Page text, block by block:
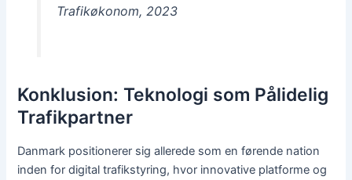
Trafikøkonom, 2023
Konklusion: Teknologi som Pålidelig
Trafikpartner
Danmark positionerer sig allerede som en førende nation
inden for digital trafikstyring, hvor innovative platforme og